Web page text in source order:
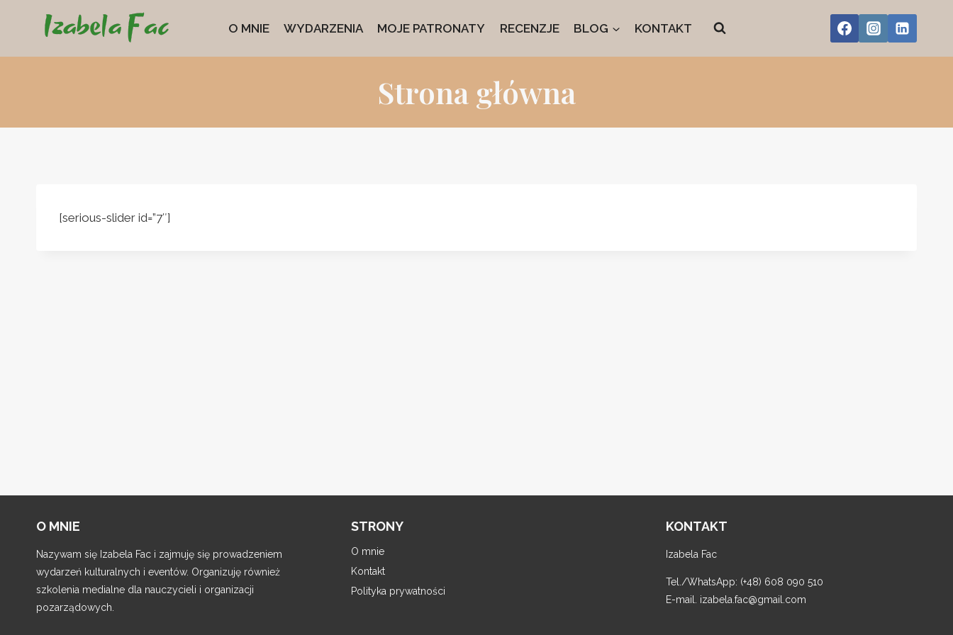
O MNIE WYDARZENIA MOJE PATRONATY RECENZJE BLOG KONTAKT
Strona główna
[serious-slider id=”7″]
O MNIE
Nazywam się Izabela Fac i zajmuję się prowadzeniem
wydarzeń kulturalnych i eventów. Organizuję również
szkolenia medialne dla nauczycieli i organizacji
pozarządowych.
STRONY
O mnie
Kontakt
Polityka prywatności
KONTAKT
Izabela Fac
Tel./WhatsApp: (+48) 608 090 510
E-mail. izabela.fac@gmail.com